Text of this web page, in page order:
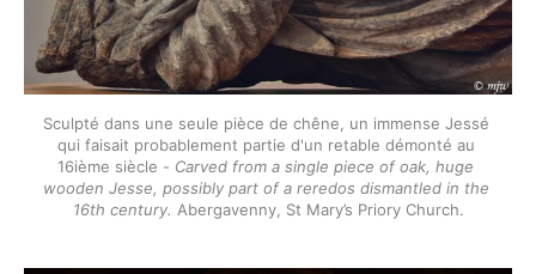
Sculpté dans une seule pièce de chêne, un immense Jessé
qui faisait probablement partie d'un retable démonté au
16ième siècle - Carved from a single piece of oak, huge
wooden Jesse, possibly part of a reredos dismantled in the
16th century. Abergavenny, St Mary’s Priory Church.